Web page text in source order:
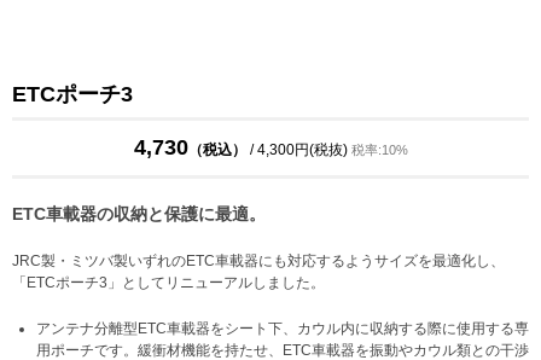
ETCポーチ3
4,730（税込） / 4,300円(税抜) 税率:10%
ETC車載器の収納と保護に最適。
JRC製・ミツバ製いずれのETC車載器にも対応するようサイズを最適化し、
「ETCポーチ3」としてリニューアルしました。
アンテナ分離型ETC車載器をシート下、カウル内に収納する際に使用する専
用ポーチです。緩衝材機能を持たせ、ETC車載器を振動やカウル類との干渉